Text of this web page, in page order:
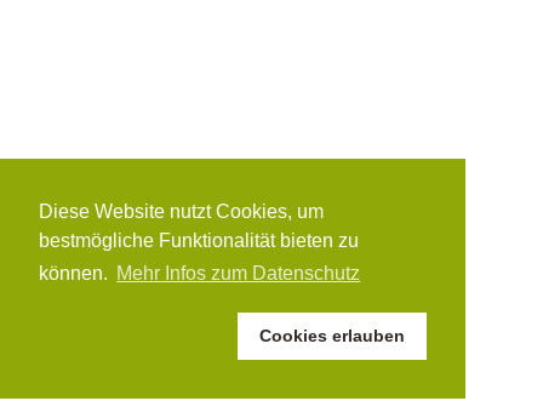
Diese Website nutzt Cookies, um
bestmögliche Funktionalität bieten zu
können. Mehr Infos zum Datenschutz
Cookies erlauben